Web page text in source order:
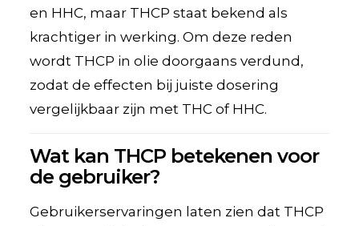
en HHC, maar THCP staat bekend als
krachtiger in werking. Om deze reden
wordt THCP in olie doorgaans verdund,
zodat de effecten bij juiste dosering
vergelijkbaar zijn met THC of HHC.
Wat kan THCP betekenen voor
de gebruiker?
Gebruikerservaringen laten zien dat THCP